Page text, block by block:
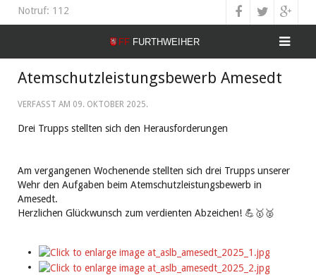
Notruf: 112
Atemschutzleistungsbewerb Amesedt
VERFASST AM 09. OKTOBER 2025.
Drei Trupps stellten sich den Herausforderungen
Am vergangenen Wochenende stellten sich drei Trupps unserer
Wehr den Aufgaben beim Atemschutzleistungsbewerb in
Amesedt.
Herzlichen Glückwunsch zum verdienten Abzeichen! 💪🥇🥈